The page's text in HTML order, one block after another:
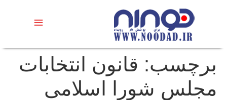
برچسب: قانون انتخابات
مجلس شورا اسلامی